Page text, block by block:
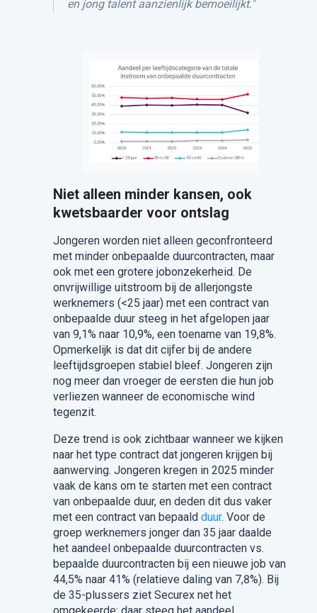
en jong talent aanzienlijk bemoeilijkt."
Niet alleen minder kansen, ook
kwetsbaarder voor ontslag
Jongeren worden niet alleen geconfronteerd
met minder onbepaalde duurcontracten, maar
ook met een grotere jobonzekerheid. De
onvrijwillige uitstroom bij de allerjongste
werknemers (<25 jaar) met een contract van
onbepaalde duur steeg in het afgelopen jaar
van 9,1% naar 10,9%, een toename van 19,8%.
Opmerkelijk is dat dit cijfer bij de andere
leeftijdsgroepen stabiel bleef. Jongeren zijn
nog meer dan vroeger de eersten die hun job
verliezen wanneer de economische wind
tegenzit.
Deze trend is ook zichtbaar wanneer we kijken
naar het type contract dat jongeren krijgen bij
aanwerving. Jongeren kregen in 2025 minder
vaak de kans om te starten met een contract
van onbepaalde duur, en deden dit dus vaker
met een contract van bepaald duur. Voor de
groep werknemers jonger dan 35 jaar daalde
het aandeel onbepaalde duurcontracten vs.
bepaalde duurcontracten bij een nieuwe job van
44,5% naar 41% (relatieve daling van 7,8%). Bij
de 35-plussers ziet Securex net het